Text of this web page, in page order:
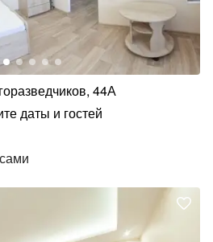
44А
даты и гостей